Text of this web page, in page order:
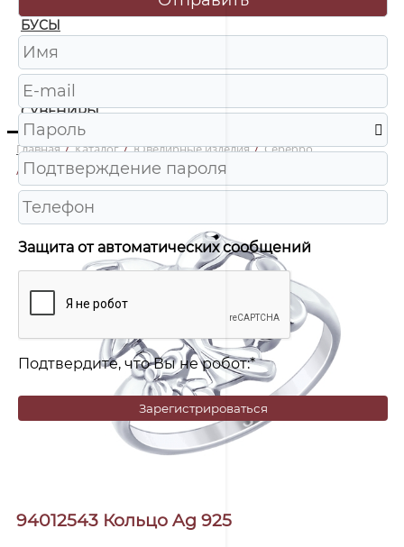
БУСЫ
ЧАСЫ
ШКАТУЛКИ
СУВЕНИРЫ
Главная / Каталог / Ювелирные изделия / Серебро
/
94012543 Кольцо Ag 925
94012543 Кольцо Ag 925
Защита от автоматических сообщений
Подтвердите, что Вы не робот:*
Зарегистрироваться